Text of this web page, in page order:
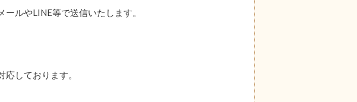
ルやLINE等で送信いたします。
しております。